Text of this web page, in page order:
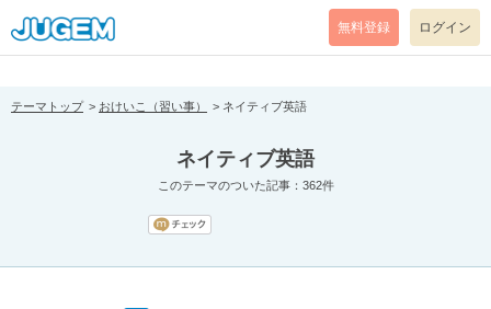
[pear_error: message="Success" code=0 mode=return level=notice
prefix="" info=""]
無料登録 ログイン
テーマトップ おけいこ（習い事） ネイティブ英語
ネイティブ英語
このテーマのついた記事：362件